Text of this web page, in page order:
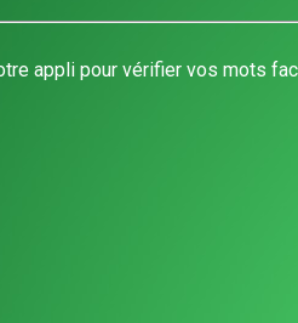
appli pour vérifier vos mots